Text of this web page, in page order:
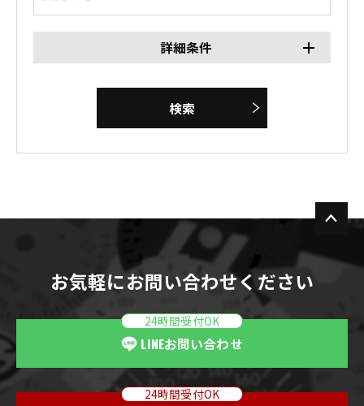
詳細条件
検索
お気軽にお問い合わせください
24時間受付OK
LINEお問い合わせ
24時間受付OK